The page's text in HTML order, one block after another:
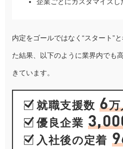
内定をゴールではなく“スタート”
た結果、以下のように業界内でも
きています。
就職支援数 6万
優良企業
入社後の定着